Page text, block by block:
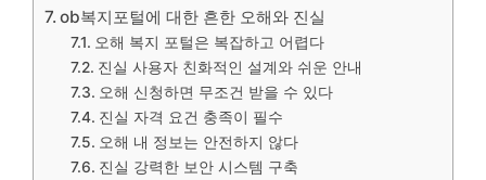
ob복지포털에 대한 흔한 오해와 진실
오해 복지 포털은 복잡하고 어렵다
진실 사용자 친화적인 설계와 쉬운 안내
오해 신청하면 무조건 받을 수 있다
진실 자격 요건 충족이 필수
오해 내 정보는 안전하지 않다
진실 강력한 보안 시스템 구축